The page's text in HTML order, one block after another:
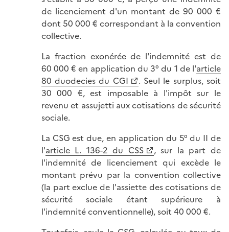
de licenciement d'un montant de 90 000 €
dont 50 000 € correspondant à la convention
collective.
La fraction exonérée de l'indemnité est de
60 000 € en application du 3° du 1 de l'article
80 duodecies du CGI
. Seul le surplus, soit
30 000 €, est imposable à l'impôt sur le
revenu et assujetti aux cotisations de sécurité
sociale.
La CSG est due, en application du 5° du II de
l'article L. 136-2 du CSS
, sur la part de
l'indemnité de licenciement qui excède le
montant prévu par la convention collective
(la part exclue de l'assiette des cotisations de
sécurité sociale étant supérieure à
l'indemnité conventionnelle), soit 40 000 €.